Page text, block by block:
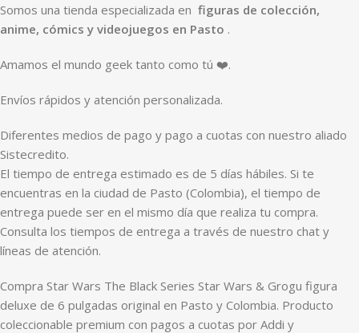
Somos una tienda especializada en figuras de colección,
anime, cómics y videojuegos en Pasto .
Amamos el mundo geek tanto como tú ❤️.
Envíos rápidos y atención personalizada.
Diferentes medios de pago y pago a cuotas con nuestro aliado
Sistecredito.
El tiempo de entrega estimado es de 5 días hábiles. Si te
encuentras en la ciudad de Pasto (Colombia), el tiempo de
entrega puede ser en el mismo día que realiza tu compra.
Consulta los tiempos de entrega a través de nuestro chat y
líneas de atención.
Compra Star Wars The Black Series Star Wars & Grogu figura
deluxe de 6 pulgadas original en Pasto y Colombia. Producto
coleccionable premium con pagos a cuotas por Addi y